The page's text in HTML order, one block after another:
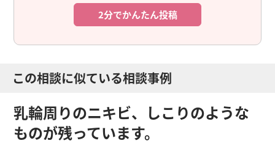
2分でかんたん投稿
この相談に似ている相談事例
乳輪周りのニキビ、しこりのような
ものが残っています。